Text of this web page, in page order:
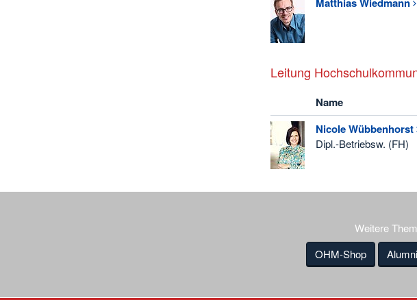
Leitung
Name
Nicole Wübbenhorst
Dipl.-Betriebsw. (FH)
Weitere
OHM-Shop
Alumni